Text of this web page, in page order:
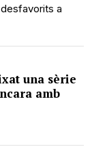
a
una sèrie
amb